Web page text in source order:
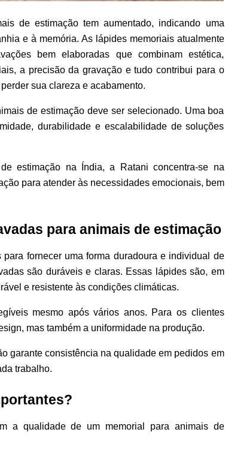
de estimação tem aumentado, indicando uma
e à memória. As lápides memoriais atualmente
bem elaboradas que combinam estética,
a precisão da gravação e tudo contribui para o
sua clareza e acabamento.
de estimação deve ser selecionado. Uma boa
durabilidade e escalabilidade de soluções
estimação na Índia, a Ratani concentra-se na
para atender às necessidades emocionais, bem
para animais de estimação
fornecer uma forma duradoura e individual de
são duráveis e claras. Essas lápides são, em
e resistente às condições climáticas.
mesmo após vários anos. Para os clientes
mas também a uniformidade na produção.
garante consistência na qualidade em pedidos em
trabalho.
a qualidade de um memorial para animais de